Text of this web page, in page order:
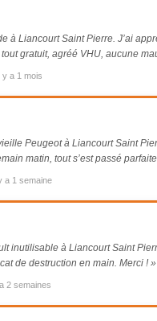
à Liancourt Saint Pierre. J’ai
gratuit, agréé VHU, aucune
a 1 mois
Peugeot à Liancourt Saint
matin, tout s’est passé
a 1 semaine
inutilisable à Liancourt Saint
de destruction en main. Merci ! »
2 semaines